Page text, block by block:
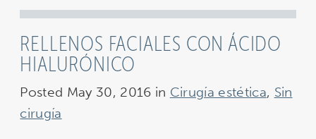
RELLENOS FACIALES CON ÁCIDO
HIALURÓNICO
Posted May 30, 2016 in Cirugía estética, Sin
cirugía